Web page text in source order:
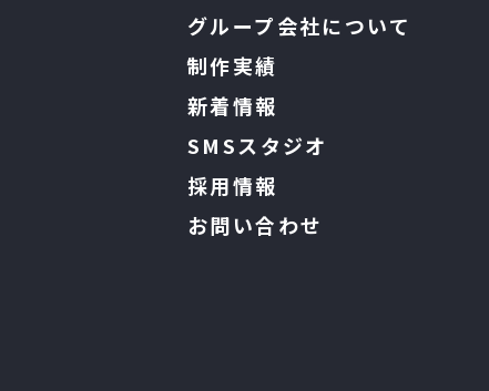
グループ会社について
制作実績
新着情報
SMSスタジオ
採用情報
お問い合わせ